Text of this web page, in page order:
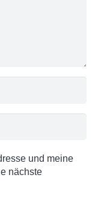
und meine
nächste